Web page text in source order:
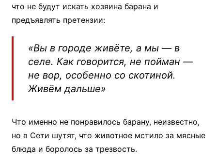
что не будут искать хозяина барана и
предъявлять претензии:
«Вы в городе живёте, а мы — в
селе. Как говорится, не пойман —
не вор, особенно со скотиной.
Живём дальше»
Что именно не понравилось барану, неизвестно,
но в Сети шутят, что животное мстило за мясные
блюда и боролось за трезвость.